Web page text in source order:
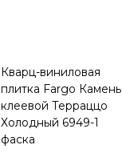
Кварц-виниловая
плитка Fargo Камень
клеевой Терраццо
Холодный 6949-1
фаска